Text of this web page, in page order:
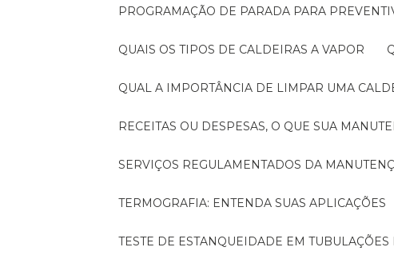
PROGRAMAÇÃO DE PARADA PARA
QUAIS OS TIPOS DE CALDEIRAS A VAPOR
QUAL A IMPORTÂNCIA DE LIMPAR UMA
RECEITAS OU DESPESAS, O QUE SUA
SERVIÇOS REGULAMENTADOS DA
TERMOGRAFIA: ENTENDA SUAS APLICAÇÕES
TESTE DE ESTANQUEIDADE EM TUBULAÇÕES